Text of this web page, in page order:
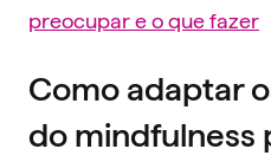
preocupar e o que fazer
Como adaptar
do mindfulness